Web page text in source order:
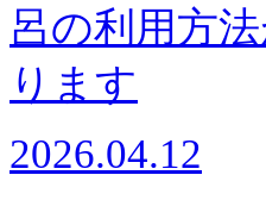
2026.04.12